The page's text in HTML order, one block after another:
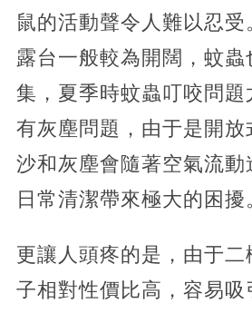
鼠的活動聲令人難以忍受
露台一般較為開闊，蚊蟲
集，夏季時蚊蟲叮咬問題
有灰塵問題，由于是開放
沙和灰塵會隨著空氣流動
日常清潔帶來極大的困擾
更讓人頭疼的是，由于二
子相對性價比高，容易吸